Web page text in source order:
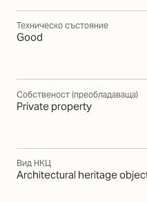
Техническо състояние
Good
Собственост (преобладаваща)
Private property
Вид НКЦ
Architectural heritage